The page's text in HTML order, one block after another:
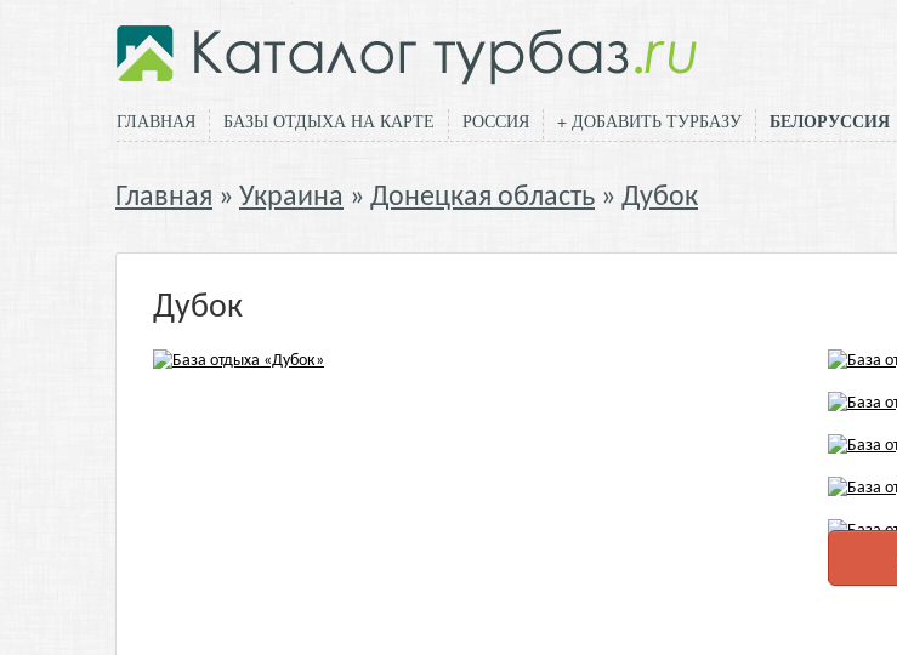
ГЛАВНАЯ БАЗЫ ОТДЫХА НА КАРТЕ РОССИЯ + ДОБАВИТЬ ТУРБАЗУ БЕЛОРУССИЯ
Главная Украина Донецкая область Дубок
Дубок